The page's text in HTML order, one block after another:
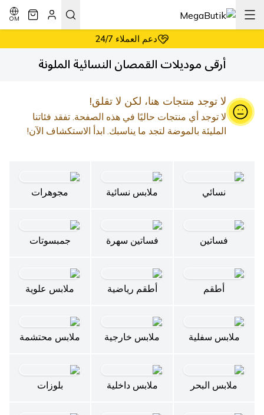
OM
دعم العملاء 24/7
أسعار معقولة دائماً
أرقى موديلات القمصان النسائية الملونة
لا توجد منتجات هنا، لكن لا تقلق!
لا توجد أي منتجات حاليًا في هذه الصفحة. تفقد فئاتنا
المليئة بالموضة لتجد ما يناسبك. ابدأ الاستكشاف الآن!
نسائي ملابس نسائية مجوهرات
فساتين فساتين سهرة جمبسوتات
أطقم أطقم رياضية ملابس علوية
ملابس سفلية ملابس خارجية ملابس محتشمة
ملابس البحر ملابس داخلية بلوزات